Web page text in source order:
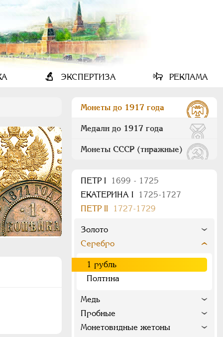
ЭКСПЕРТИЗА РЕКЛАМА
Монеты до 1917 года
Медали до 1917 года
Монеты СССР (тиражные)
ПEТР I
1699 - 1725
ЕКАТЕРИНА I
1725-1727
ПЕТР II
1727-1729
Золото
Серебро
1 рубль
Полтина
Медь
Пробные
Монетовидные жетоны